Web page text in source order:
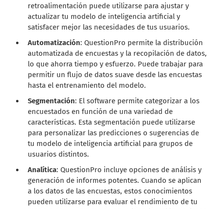
retroalimentación puede utilizarse para ajustar y
actualizar tu modelo de inteligencia artificial y
satisfacer mejor las necesidades de tus usuarios.
Automatización: QuestionPro permite la distribución
automatizada de encuestas y la recopilación de datos,
lo que ahorra tiempo y esfuerzo. Puede trabajar para
permitir un flujo de datos suave desde las encuestas
hasta el entrenamiento del modelo.
Segmentación: El software permite categorizar a los
encuestados en función de una variedad de
características. Esta segmentación puede utilizarse
para personalizar las predicciones o sugerencias de
tu modelo de inteligencia artificial para grupos de
usuarios distintos.
Analítica: QuestionPro incluye opciones de análisis y
generación de informes potentes. Cuando se aplican
a los datos de las encuestas, estos conocimientos
pueden utilizarse para evaluar el rendimiento de tu